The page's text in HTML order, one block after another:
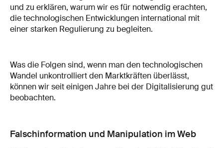
und zu erklären, warum wir es für notwendig erachten,
die technologischen Entwicklungen international mit
einer starken Regulierung zu begleiten.
Was die Folgen sind, wenn man den technologischen
Wandel unkontrolliert den Marktkräften überlässt,
können wir seit einigen Jahre bei der Digitalisierung gut
beobachten.
Falschinformation und Manipulation im Web